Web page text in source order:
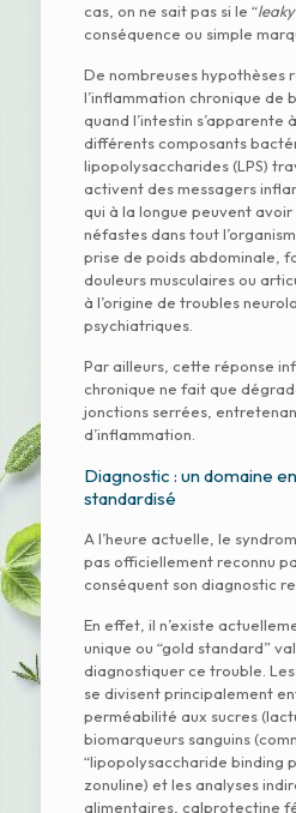
cas, on ne sait pas si le “
conséquence ou simple
De nombreuses hypothèses
l’inflammation chronique de
quand l’intestin s’apparente
différents composants
lipopolysaccharides (LPS)
activent des messagers
qui à la longue peuvent
néfastes dans tout
prise de poids abdominale,
douleurs musculaires ou
à l’origine de troubles
psychiatriques.
Par ailleurs, cette réponse
chronique ne fait que
jonctions serrées,
d’inflammation.
Diagnostic : un domaine
standardisé
A l’heure actuelle, le
pas officiellement reconnu
conséquent son diagnostic
En effet, il n’existe
unique ou “gold standard”
diagnostiquer ce trouble.
se divisent principalement
perméabilité aux sucres
biomarqueurs sanguins
“lipopolysaccharide binding
zonuline) et les analyses
alimentaires, calprotectine